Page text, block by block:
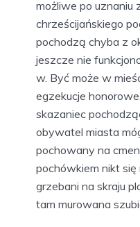
Honorowe
Możliwe, że na
osoby stracone na
pogrzebania w
że rodziny
zgodą sądu mogły
Przykłady takich
znaleziono podczas